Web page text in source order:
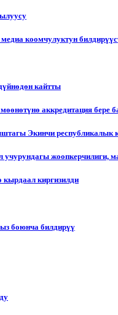
коомчулуктун
кайтты
аккредитация бере
Экинчи
жоопкерчилиги,
киргизилди
боюнча билдирүү